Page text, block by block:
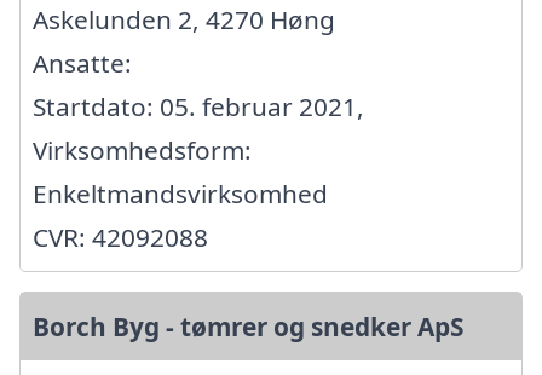
Askelunden 2, 4270 Høng
Ansatte:
Startdato: 05. februar 2021,
Virksomhedsform:
Enkeltmandsvirksomhed
CVR: 42092088
Borch Byg - tømrer og snedker ApS